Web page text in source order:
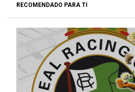
RECOMENDADO PARA TI